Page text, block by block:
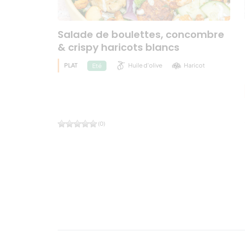
Salade de boulettes, concombre
& crispy haricots blancs
PLAT Eté Huile d'olive Haricot
(0)